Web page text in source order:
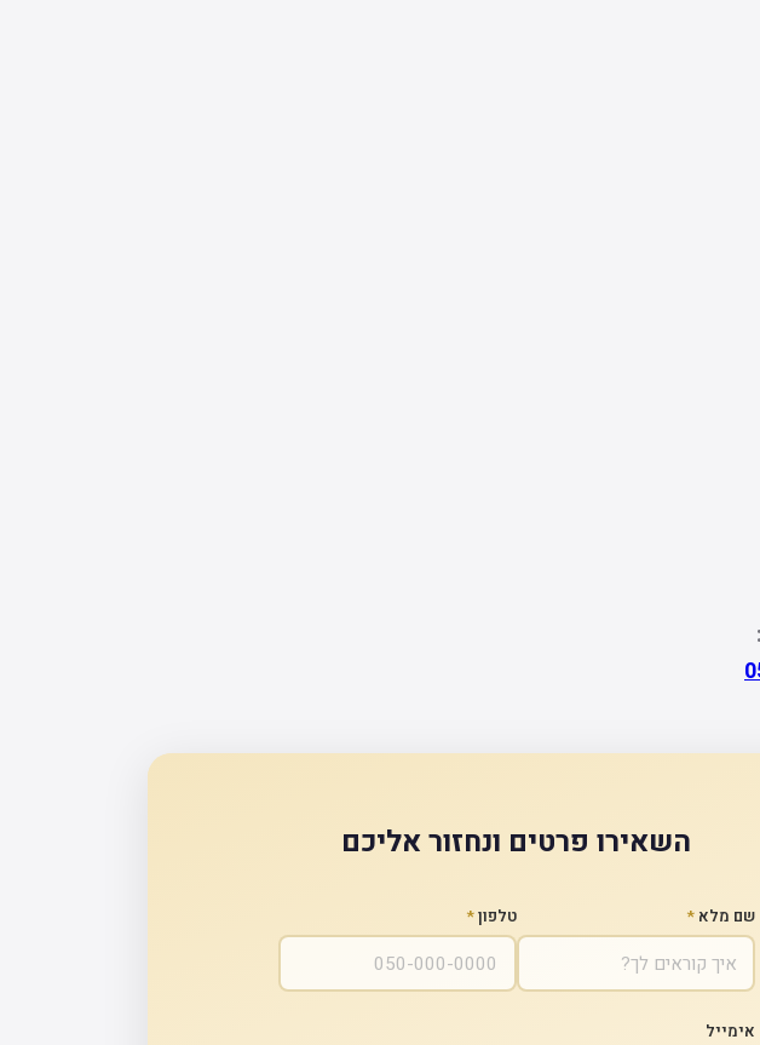
השאירו פרטים ונחזור אליכם
שם מלא * טלפון*
אימייל